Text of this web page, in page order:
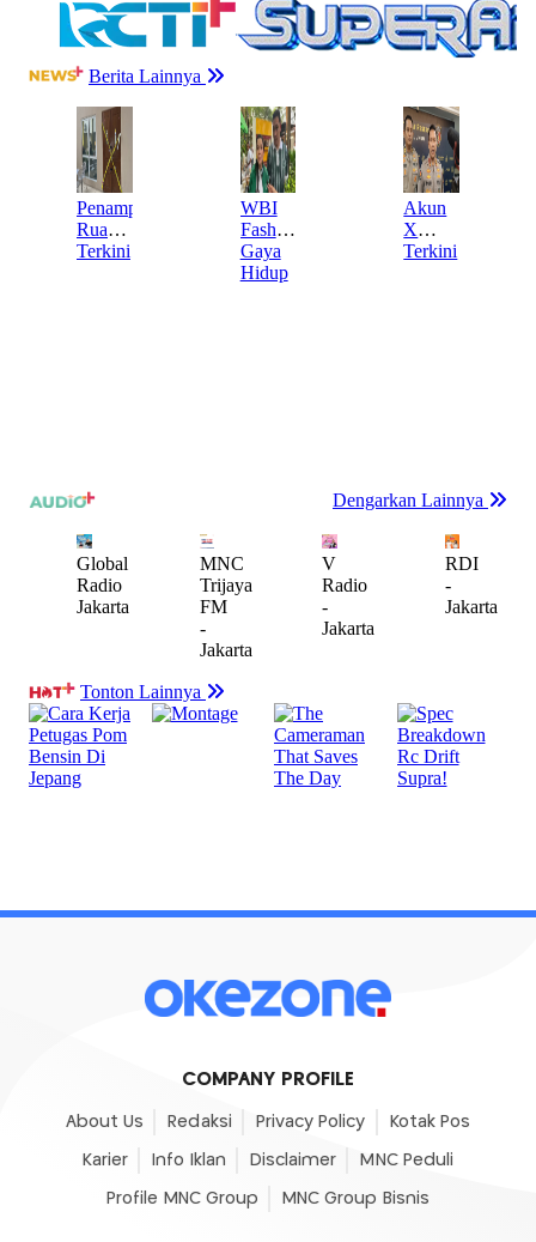
COMPANY PROFILE
About Us Redaksi Privacy Policy Kotak Pos
Karier Info Iklan Disclaimer MNC Peduli
Profile MNC Group MNC Group Bisnis